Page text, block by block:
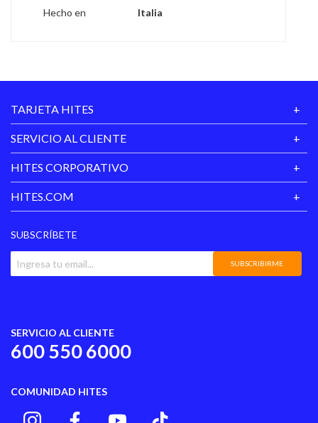
Hecho en Italia
TARJETA HITES
SERVICIO AL CLIENTE
HITES CORPORATIVO
HITES.COM
SUBSCRÍBETE
SUBSCRIBIRME
SERVICIO AL CLIENTE
600 550 6000
COMUNIDAD HITES